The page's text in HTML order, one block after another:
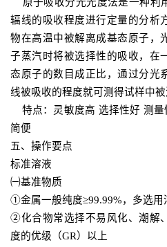
辐线的吸收程度进行定量的分析
物在高温中被解离成基态原子，
子蒸汽时将被选择性的吸收，在
态原子的数目成正比，通过分光
线被吸收的程度就可测得试样中被
特点：灵敏度高 选择性好 测量
简便
五、操作要点
标准溶液
㈠基准物质
①金属一般纯度≥99.99%，多选用
②化合物常选择不易风化、潮解
度的优级（GR）以上